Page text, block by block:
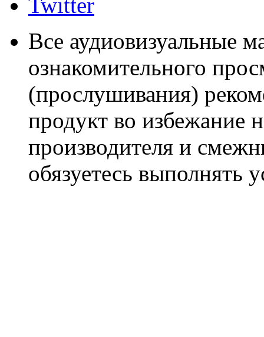
Все аудиовизуальные
ознакомительного
(прослушивания)
продукт во избежание
производителя и
обязуетесь выполнять